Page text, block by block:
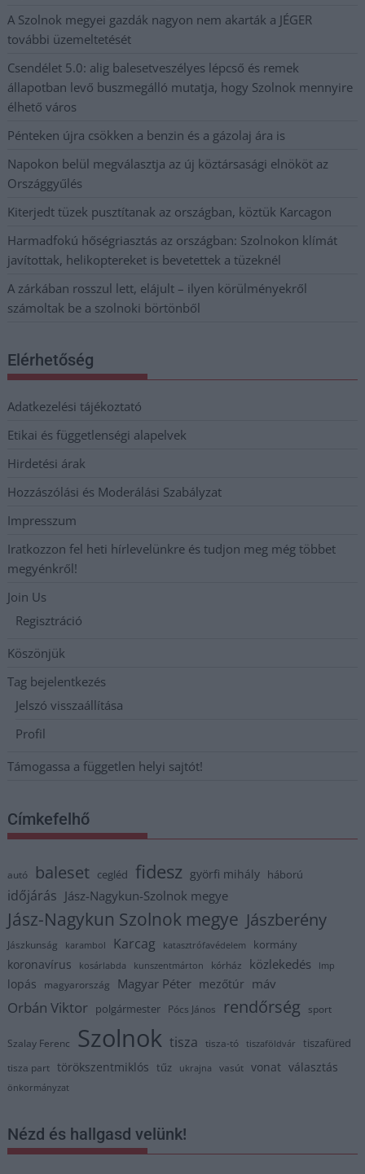
A Szolnok megyei gazdák nagyon nem akarták a JÉGER
további üzemeltetését
Csendélet 5.0: alig balesetveszélyes lépcső és remek
állapotban levő buszmegálló mutatja, hogy Szolnok mennyire
élhető város
Pénteken újra csökken a benzin és a gázolaj ára is
Napokon belül megválasztja az új köztársasági elnököt az
Országgyűlés
Kiterjedt tüzek pusztítanak az országban, köztük Karcagon
Harmadfokú hőségriasztás az országban: Szolnokon klímát
javítottak, helikoptereket is bevetettek a tüzeknél
A zárkában rosszul lett, elájult – ilyen körülményekről
számoltak be a szolnoki börtönből
Elérhetőség
Adatkezelési tájékoztató
Etikai és függetlenségi alapelvek
Hirdetési árak
Hozzászólási és Moderálási Szabályzat
Impresszum
Iratkozzon fel heti hírlevelünkre és tudjon meg még többet
megyénkről!
Join Us
Regisztráció
Köszönjük
Tag bejelentkezés
Jelszó visszaállítása
Profil
Támogassa a független helyi sajtót!
Címkefelhő
autó baleset cegléd fidesz györfi mihály háború
időjárás Jász-Nagykun-Szolnok megye
Jász-Nagykun Szolnok megye Jászberény
Jászkunság karambol Karcag katasztrófavédelem kormány
koronavírus kosárlabda kunszentmárton kórház közlekedés lmp
lopás magyarország Magyar Péter mezőtúr máv
Orbán Viktor polgármester Pócs János rendőrség sport
Szalay Ferenc Szolnok tisza tisza-tó tiszaföldvár tiszafüred
tisza part törökszentmiklós tűz ukrajna vasút vonat választás
önkormányzat
Nézd és hallgasd velünk!